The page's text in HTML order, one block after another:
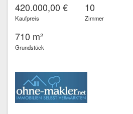
420.000,00 €
Kaufpreis
10
Zimmer
710 m²
Grundstück